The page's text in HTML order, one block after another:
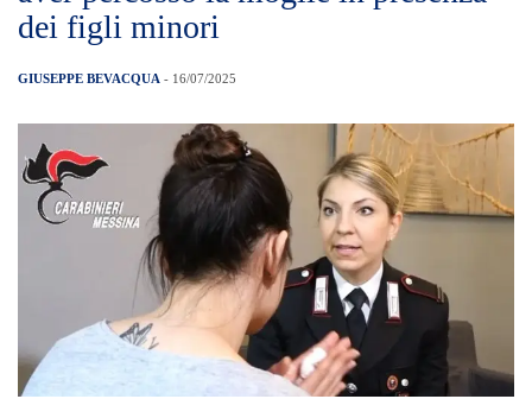
dei figli minori
GIUSEPPE BEVACQUA - 16/07/2025